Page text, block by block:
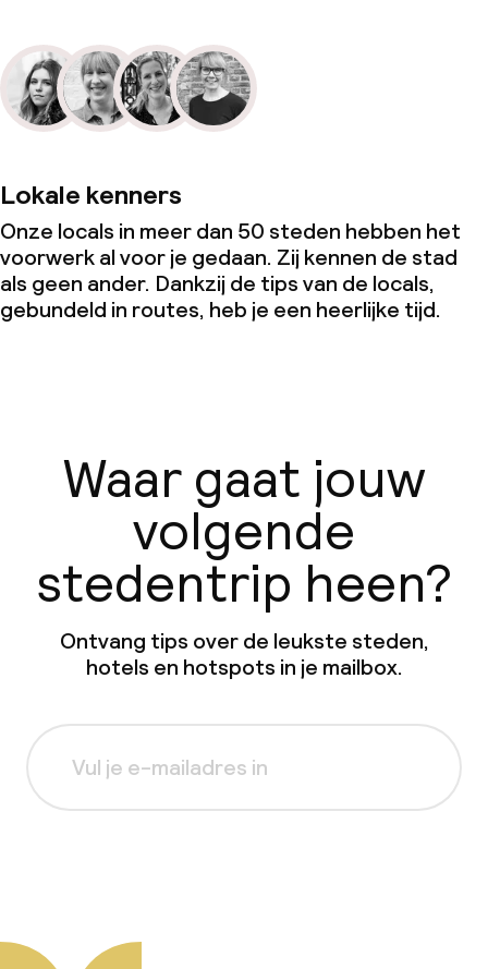
Lokale kenners
Onze locals in meer dan 50 steden hebben het
voorwerk al voor je gedaan. Zij kennen de stad
als geen ander. Dankzij de tips van de locals,
gebundeld in routes, heb je een heerlijke tijd.
Waar gaat jouw
volgende
stedentrip heen?
Ontvang tips over de leukste steden,
hotels en hotspots in je mailbox.